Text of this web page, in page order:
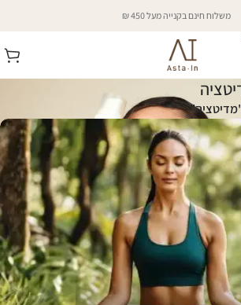
משלוח חינם בקנייה מעל 450 ₪